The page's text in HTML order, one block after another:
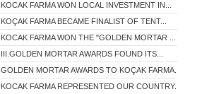
KOCAK FARMA WON LOCAL INVESTMENT IN...
KOÇAK FARMA BECAME FINALIST OF TENT...
KOCAK FARMA WON THE "GOLDEN MORTAR ...
III.GOLDEN MORTAR AWARDS FOUND ITS...
GOLDEN MORTAR AWARDS TO KOÇAK FARMA...
KOCAK FARMA REPRESENTED OUR COUNTRY...